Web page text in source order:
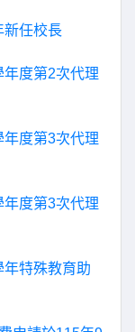
新任校長
度第2次代理
度第3次代理
度第3次代理
特殊教育助